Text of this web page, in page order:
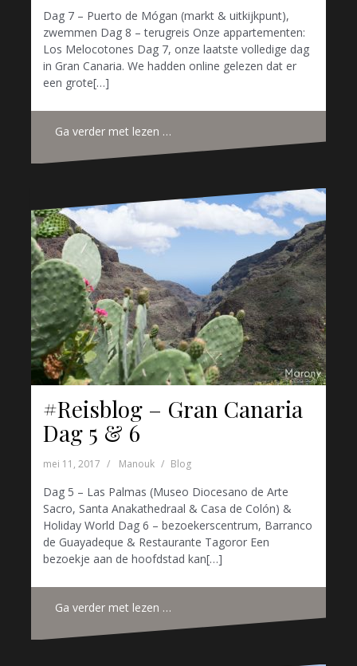
Dag 7 – Puerto de Mógan (markt & uitkijkpunt),
zwemmen Dag 8 – terugreis Onze appartementen:
Los Melocotones Dag 7, onze laatste volledige dag
in Gran Canaria. We hadden online gelezen dat er
een grote[…]
Ga verder met lezen …
#Reisblog – Gran Canaria
Dag 5 & 6
mei 11, 2017 Manouk Blog
Dag 5 – Las Palmas (Museo Diocesano de Arte
Sacro, Santa Anakathedraal & Casa de Colón) &
Holiday World Dag 6 – bezoekerscentrum, Barranco
de Guayadeque & Restaurante Tagoror Een
bezoekje aan de hoofdstad kan[…]
Ga verder met lezen …